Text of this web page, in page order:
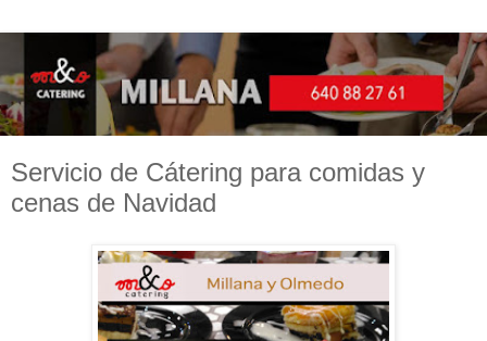
Servicio de Cátering para comidas y
cenas de Navidad